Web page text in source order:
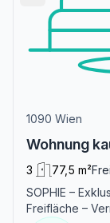
1090 Wien
Wohnung
3 77,5 m²
SOPHIE –
Freifläche –